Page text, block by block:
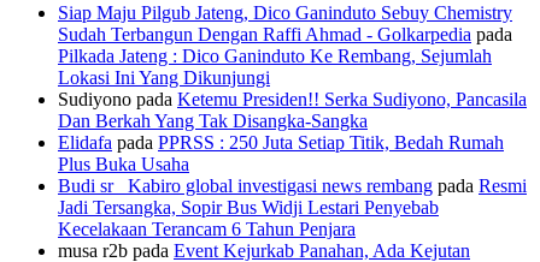
Siap Maju Pilgub Jateng, Dico Ganinduto Sebuy Chemistry
Sudah Terbangun Dengan Raffi Ahmad - Golkarpedia pada
Pilkada Jateng : Dico Ganinduto Ke Rembang, Sejumlah
Lokasi Ini Yang Dikunjungi
Sudiyono pada Ketemu Presiden!! Serka Sudiyono, Pancasila
Dan Berkah Yang Tak Disangka-Sangka
Elidafa pada PPRSS : 250 Juta Setiap Titik, Bedah Rumah
Plus Buka Usaha
Budi sr_ Kabiro global investigasi news rembang pada Resmi
Jadi Tersangka, Sopir Bus Widji Lestari Penyebab
Kecelakaan Terancam 6 Tahun Penjara
musa r2b pada Event Kejurkab Panahan, Ada Kejutan